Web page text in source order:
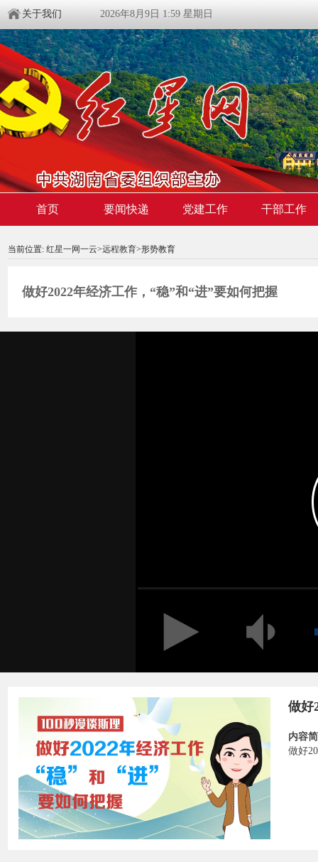
关于我们 2026年8月9日 1:59 星期日
首页 要闻快递 党建工作 干部工作
当前位置: 红星一网一云>远程教育>形势教育
做好2022年经济工作，“稳”和“进”要如何把握
00:00:00 / 00:00
做好
内容
做好